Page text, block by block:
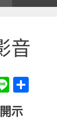
音
Li
e
示